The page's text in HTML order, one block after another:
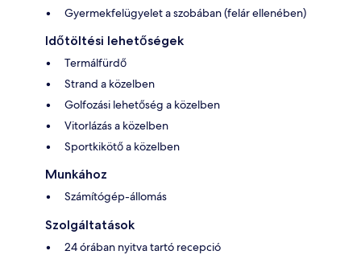
Gyermekfelügyelet a szobában (felár ellenében)
Időtöltési lehetőségek
Termálfürdő
Strand a közelben
Golfozási lehetőség a közelben
Vitorlázás a közelben
Sportkikötő a közelben
Munkához
Számítógép-állomás
Szolgáltatások
24 órában nyitva tartó recepció